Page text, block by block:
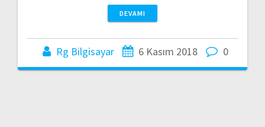
DEVAMI
Rg Bilgisayar 6 Kasım 2018 0